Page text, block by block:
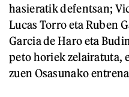
hasieratik defentsan;
Lucas Torro eta Ruben
Garcia de Haro eta
peto horiek zelairatuta,
zuen Osasunako